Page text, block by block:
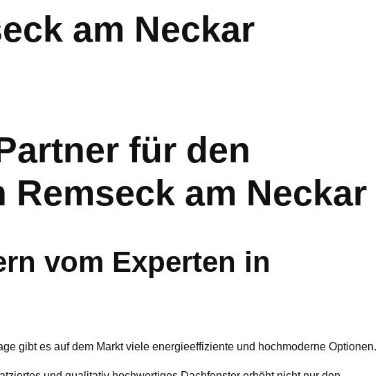
am Neckar
für den
am Neckar
vom Experten in
gibt es auf dem Markt viele energieeffiziente und hochmoderne Optionen.